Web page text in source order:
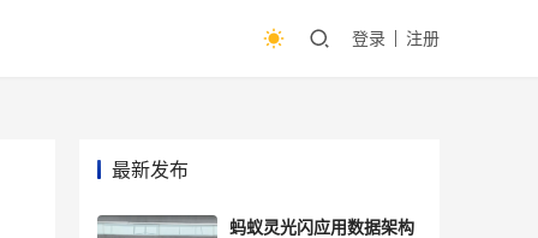
登录 注册
最新发布
蚂蚁灵光闪应用数据架构